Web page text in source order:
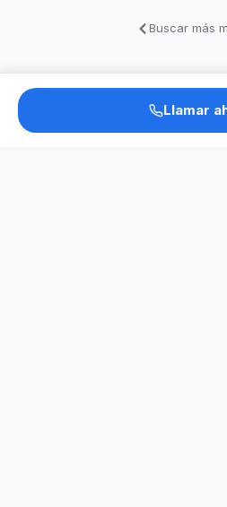
Buscar más
Llamar